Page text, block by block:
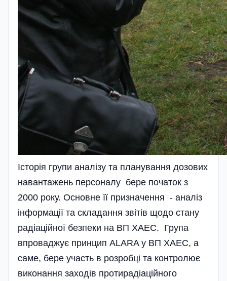
Історія групи аналізу та планування дозових
навантажень персоналу бере початок з
2000 року. Основне її призначення - аналіз
інформації та складання звітів щодо стану
радіаційної безпеки на ВП ХАЕС. Група
впроваджує принцип ALARA у ВП ХАЕС, а
саме, бере участь в розробці та контролює
виконання заходів протирадіаційного